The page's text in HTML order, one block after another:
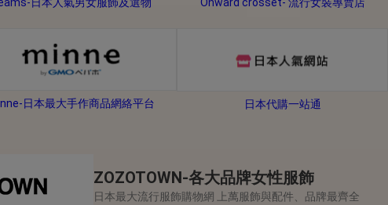
日本最大手作商品網絡平台 日本代購一站通
ZOZOTOWN-各大品牌女性服飾
日本最大流行服飾購物網 上萬服飾與配件、品牌最齊全